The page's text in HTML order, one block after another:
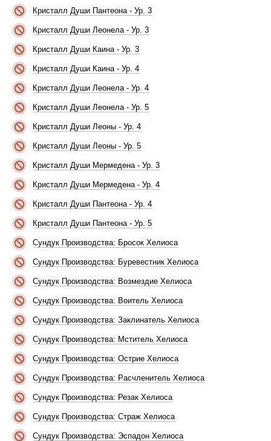
Кристалл Души Пантеона - Ур. 3
Кристалл Души Леонела - Ур. 3
Кристалл Души Каина - Ур. 3
Кристалл Души Каина - Ур. 4
Кристалл Души Леонела - Ур. 4
Кристалл Души Леонела - Ур. 5
Кристалл Души Леоны - Ур. 4
Кристалл Души Леоны - Ур. 5
Кристалл Души Мермедена - Ур. 3
Кристалл Души Мермедена - Ур. 4
Кристалл Души Пантеона - Ур. 4
Кристалл Души Пантеона - Ур. 5
Сундук Производства: Бросок Хелиоса
Сундук Производства: Буревестник Хелиоса
Сундук Производства: Возмездие Хелиоса
Сундук Производства: Воитель Хелиоса
Сундук Производства: Заклинатель Хелиоса
Сундук Производства: Мститель Хелиоса
Сундук Производства: Острие Хелиоса
Сундук Производства: Расчленитель Хелиоса
Сундук Производства: Резак Хелиоса
Сундук Производства: Страж Хелиоса
Сундук Производства: Эспадон Хелиоса